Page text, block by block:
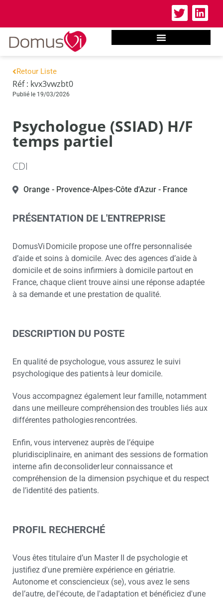
Retour Liste
Réf : kvx3vwzbt0
Publié le 19/03/2026
Psychologue (SSIAD) H/F
temps partiel
CDI
Orange - Provence-Alpes-Côte d'Azur - France
PRÉSENTATION DE L'ENTREPRISE
DomusVi Domicile propose une offre personnalisée
d’aide et soins à domicile. Avec des agences d’aide à
domicile et de soins infirmiers à domicile partout en
France, chaque client trouve ainsi une réponse adaptée
à sa demande et une prestation de qualité.
DESCRIPTION DU POSTE
En qualité de psychologue, vous assurez le suivi
psychologique des patients à leur domicile.
Vous accompagnez également leur famille, notamment
dans une meilleure compréhension des troubles liés aux
différentes pathologies rencontrées.
Enfin, vous intervenez auprès de l’équipe
pluridisciplinaire, en animant des sessions de formation
interne afin de consolider leur connaissance et
compréhension de la dimension psychique et du respect
de l’identité des patients.
PROFIL RECHERCHÉ
Vous êtes titulaire d’un Master II de psychologie et
justifiez d'une première expérience en gériatrie.
Autonome et consciencieux (se), vous avez le sens
de l’autre, de l'écoute, de l'adaptation et bénéficiez d'une